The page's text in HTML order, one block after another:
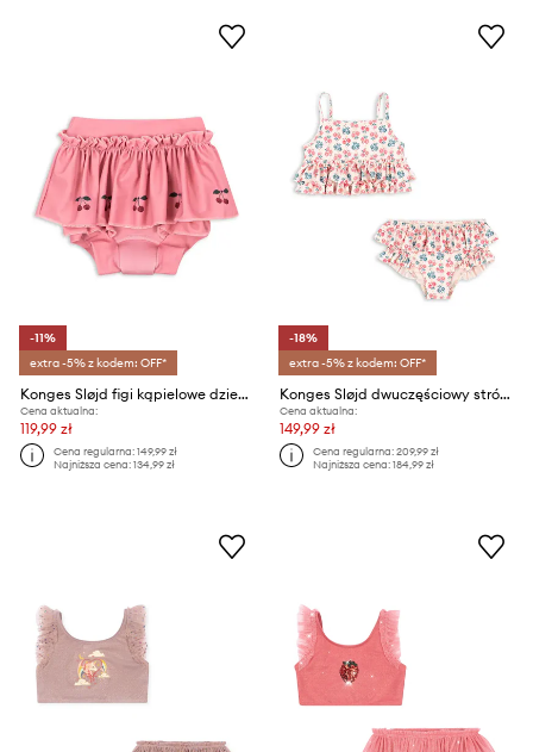
-11%
extra -5% z kodem: OFF*
Konges Sløjd figi kąpielowe dziecięce BOBBI FRILL SWIM SHORTS
Cena aktualna:
119,99 zł
Cena regularna:149,99 zł
Najniższa cena:134,99 zł
-18%
extra -5% z kodem: OFF*
Konges Sløjd dwuczęściowy strój kąpielowy dziecięcy MANUCA FRILL BIKINI GRS
Cena aktualna:
149,99 zł
Cena regularna:209,99 zł
Najniższa cena:184,99 zł